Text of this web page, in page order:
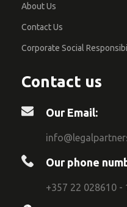
About Us
Contact Us
Corporate Social
Contact us
Our Email:
Our phone
+357 22 028610 -